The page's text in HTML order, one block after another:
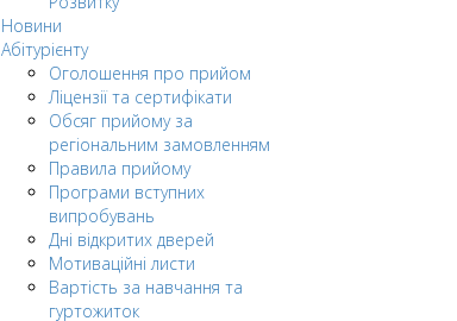
Новини
Абітурієнту
Оголошення про прийом
Ліцензії та сертифікати
Обсяг прийому за
регіональним замовленням
Правила прийому
Програми вступних
випробувань
Дні відкритих дверей
Мотиваційні листи
Вартість за навчання та
гуртожиток